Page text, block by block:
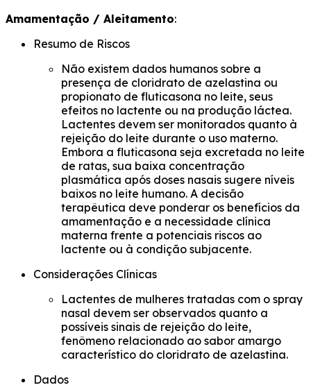
Amamentação / Aleitamento:
Resumo de Riscos
Não existem dados humanos sobre a
presença de cloridrato de azelastina ou
propionato de fluticasona no leite, seus
efeitos no lactente ou na produção láctea.
Lactentes devem ser monitorados quanto à
rejeição do leite durante o uso materno.
Embora a fluticasona seja excretada no leite
de ratas, sua baixa concentração
plasmática após doses nasais sugere níveis
baixos no leite humano. A decisão
terapêutica deve ponderar os benefícios da
amamentação e a necessidade clínica
materna frente a potenciais riscos ao
lactente ou à condição subjacente.
Considerações Clínicas
Lactentes de mulheres tratadas com o spray
nasal devem ser observados quanto a
possíveis sinais de rejeição do leite,
fenômeno relacionado ao sabor amargo
característico do cloridrato de azelastina.
Dados